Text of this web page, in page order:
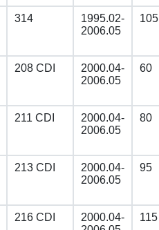
314
1995.02-
2006.05
105
208 CDI
2000.04-
2006.05
60
211 CDI
2000.04-
2006.05
80
213 CDI
2000.04-
2006.05
95
216 CDI
2000.04-
115